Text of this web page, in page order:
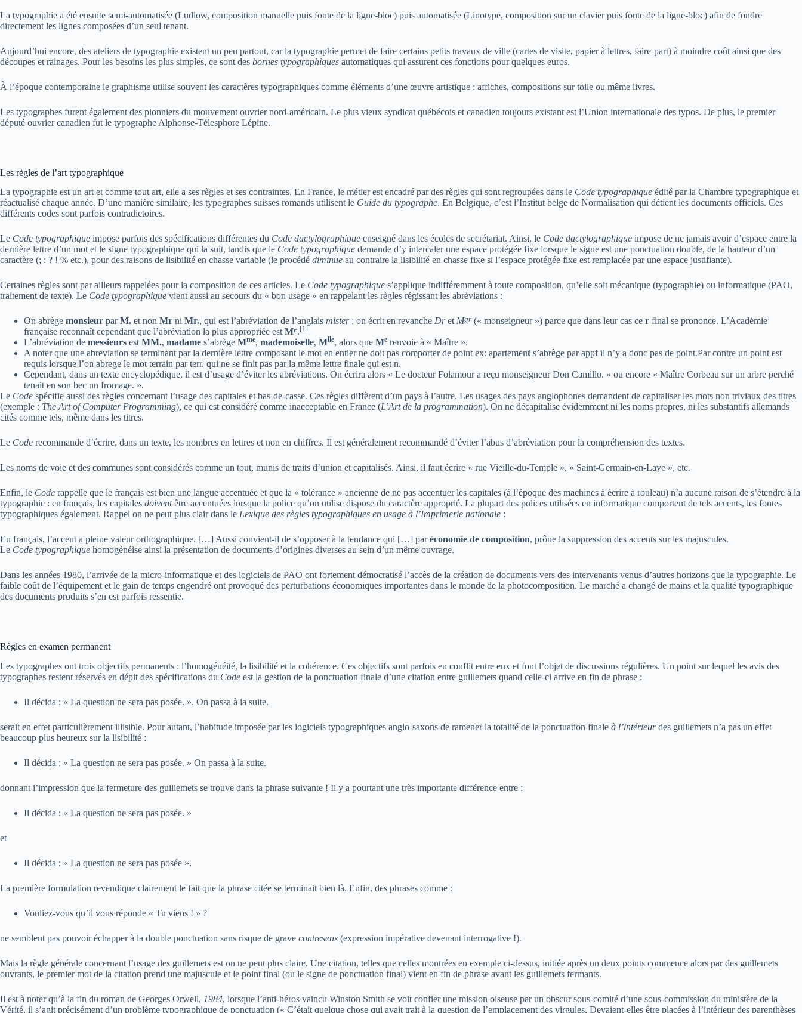
La typographie a été ensuite semi-automatisée (Ludlow, composition manuelle puis fonte de la ligne-bloc) puis automatisée (Linotype, composition sur un clavier puis fonte de la ligne-bloc) afin de fondre
directement les lignes composées d’un seul tenant.
Aujourd’hui encore, des ateliers de typographie existent un peu partout, car la typographie permet de faire certains petits travaux de ville (cartes de visite, papier à lettres, faire-part) à moindre coût ainsi que des
découpes et rainages. Pour les besoins les plus simples, ce sont des bornes typographiques automatiques qui assurent ces fonctions pour quelques euros.
À l’époque contemporaine le graphisme utilise souvent les caractères typographiques comme éléments d’une œuvre artistique : affiches, compositions sur toile ou même livres.
Les typographes furent également des pionniers du mouvement ouvrier nord-américain. Le plus vieux syndicat québécois et canadien toujours existant est l’Union internationale des typos. De plus, le premier
député ouvrier canadien fut le typographe Alphonse-Télesphore Lépine.
Les règles de l’art typographique
La typographie est un art et comme tout art, elle a ses règles et ses contraintes. En France, le métier est encadré par des règles qui sont regroupées dans le Code typographique édité par la Chambre typographique et
réactualisé chaque année. D’une manière similaire, les typographes suisses romands utilisent le Guide du typographe. En Belgique, c’est l’Institut belge de Normalisation qui détient les documents officiels. Ces
différents codes sont parfois contradictoires.
Le Code typographique impose parfois des spécifications différentes du Code dactylographique enseigné dans les écoles de secrétariat. Ainsi, le Code dactylographique impose de ne jamais avoir d’espace entre la
dernière lettre d’un mot et le signe typographique qui la suit, tandis que le Code typographique demande d’y intercaler une espace protégée fixe lorsque le signe est une ponctuation double, de la hauteur d’un
caractère (; : ? ! % etc.), pour des raisons de lisibilité en chasse variable (le procédé diminue au contraire la lisibilité en chasse fixe si l’espace protégée fixe est remplacée par une espace justifiante).
Certaines règles sont par ailleurs rappelées pour la composition de ces articles. Le Code typographique s’applique indifféremment à toute composition, qu’elle soit mécanique (typographie) ou informatique (PAO,
traitement de texte). Le Code typographique vient aussi au secours du « bon usage » en rappelant les règles régissant les abréviations :
On abrège monsieur parM. et non Mr ni Mr., qui est l’abréviation de l’anglais mister; on écrit en revanche Dret Mgr (« monseigneur ») parce que dans leur cas ce r final se prononce. L’Académie
française reconnaît cependant que l’abréviation la plus appropriée est Mr.[1]
L’abréviation de messieurs est MM., madame s’abrège Mme, mademoiselle, Mlle, alors que Me renvoie à « Maître ».
A noter que une abreviation se terminant par la dernière lettre composant le mot en entier ne doit pas comporter de point ex: apartement s’abrège par appt il n’y a donc pas de point.Par contre un point est
requis lorsque l’on abrege le mot terrain par terr. qui ne se finit pas par la même lettre finale qui est n.
Cependant, dans un texte encyclopédique, il est d’usage d’éviter les abréviations. On écrira alors « Le docteur Folamour a reçu monseigneur Don Camillo. » ou encore « Maître Corbeau sur un arbre perché
tenait en son bec un fromage. ».
Le Code spécifie aussi des règles concernant l’usage des capitales et bas-de-casse. Ces règles diffèrent d’un pays à l’autre. Les usages des pays anglophones demandent de capitaliser les mots non triviaux des titres
(exemple : The Art of Computer Programming), ce qui est considéré comme inacceptable en France (L’Art de la programmation). On ne décapitalise évidemment ni les noms propres, ni les substantifs allemands
cités comme tels, même dans les titres.
Le Code recommande d’écrire, dans un texte, les nombres en lettres et non en chiffres. Il est généralement recommandé d’éviter l’abus d’abréviation pour la compréhension des textes.
Les noms de voie et des communes sont considérés comme un tout, munis de traits d’union et capitalisés. Ainsi, il faut écrire « rue Vieille-du-Temple », « Saint-Germain-en-Laye », etc.
Enfin, le Code rappelle que le français est bien une langue accentuée et que la « tolérance » ancienne de ne pas accentuer les capitales (à l’époque des machines à écrire à rouleau) n’a aucune raison de s’étendre à la
typographie : en français, les capitales doiventêtre accentuées lorsque la police qu’on utilise dispose du caractère approprié. La plupart des polices utilisées en informatique comportent de tels accents, les fontes
typographiques également. Rappel on ne peut plus clair dans le Lexique des règles typographiques en usage à l’Imprimerie nationale :
En français, l’accent a pleine valeur orthographique. […] Aussi convient-il de s’opposer à la tendance qui […] paréconomie de composition, prône la suppression des accents sur les majuscules.
Le Code typographique homogénéise ainsi la présentation de documents d’origines diverses au sein d’un même ouvrage.
Dans les années 1980, l’arrivée de la micro-informatique et des logiciels de PAO ont fortement démocratisé l’accès de la création de documents vers des intervenants venus d’autres horizons que la typographie. Le
faible coût de l’équipement et le gain de temps engendré ont provoqué des perturbations économiques importantes dans le monde de la photocomposition. Le marché a changé de mains et la qualité typographique
des documents produits s’en est parfois ressentie.
Règles en examen permanent
Les typographes ont trois objectifs permanents : l’homogénéité, la lisibilité et la cohérence. Ces objectifs sont parfois en conflit entre eux et font l’objet de discussions régulières. Un point sur lequel les avis des
typographes restent réservés en dépit des spécifications du Code est la gestion de la ponctuation finale d’une citation entre guillemets quand celle-ci arrive en fin de phrase :
Il décida : « La question ne sera pas posée. ». On passa à la suite.
serait en effet particulièrement illisible. Pour autant, l’habitude imposée par les logiciels typographiques anglo-saxons de ramener la totalité de la ponctuation finale à l’intérieurdes guillemets n’a pas un effet
beaucoup plus heureux sur la lisibilité :
Il décida : « La question ne sera pas posée. » On passa à la suite.
donnant l’impression que la fermeture des guillemets se trouve dans la phrase suivante ! Il y a pourtant une très importante différence entre :
Il décida : « La question ne sera pas posée. »
et
Il décida : « La question ne sera pas posée ».
La première formulation revendique clairement le fait que la phrase citée se terminait bien là. Enfin, des phrases comme :
Vouliez-vous qu’il vous réponde « Tu viens ! » ?
ne semblent pas pouvoir échapper à la double ponctuation sans risque de grave contresens (expression impérative devenant interrogative !).
Mais la règle générale concernant l’usage des guillemets est on ne peut plus claire. Une citation, telles que celles montrées en exemple ci-dessus, initiée après un deux points commence alors par des guillemets
ouvrants, le premier mot de la citation prend une majuscule et le point final (ou le signe de ponctuation final) vient en fin de phrase avant les guillemets fermants.
Il est à noter qu’à la fin du roman de Georges Orwell, 1984, lorsque l’anti-héros vaincu Winston Smith se voit confier une mission oiseuse par un obscur sous-comité d’une sous-commission du ministère de la
Vérité, il s’agit précisément d’un problème typographique de ponctuation (« C’était quelque chose qui avait trait à la question de l’emplacement des virgules. Devaient-elles être placées à l’intérieur des parenthèses